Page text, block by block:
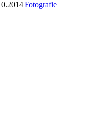
|Fotografie|